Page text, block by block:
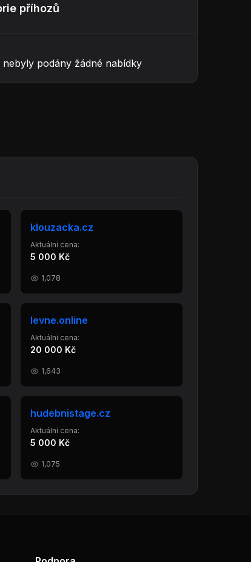
příhozů
nebyly podány žádné nabídky
klouzacka.cz
Aktuální cena:
5 000 Kč
1,078
levne.online
Aktuální cena:
20 000 Kč
1,643
hudebnistage.cz
Aktuální cena:
5 000 Kč
1,075